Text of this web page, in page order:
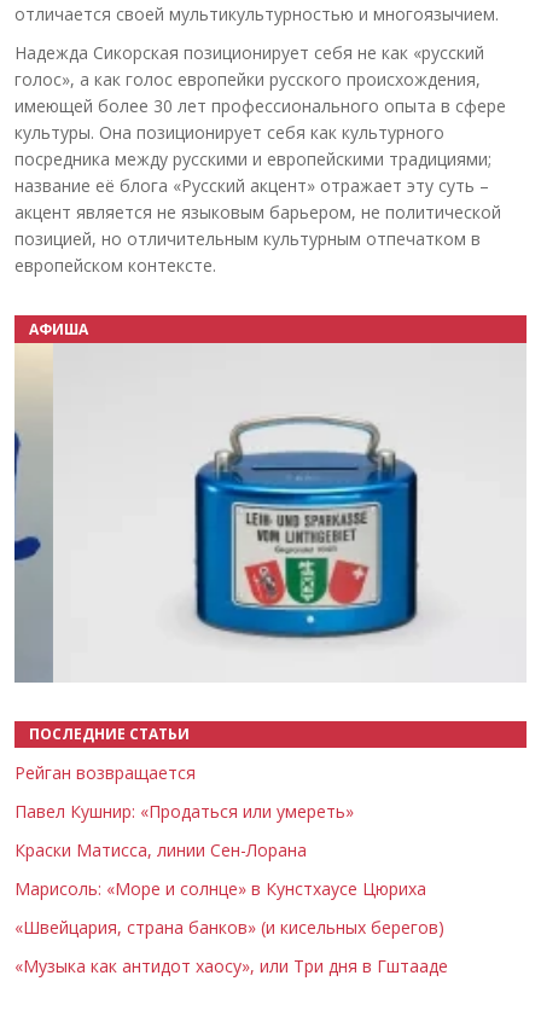
отличается своей мультикультурностью и многоязычием.
Надежда Сикорская позиционирует себя не как «русский
голос», а как голос европейки русского происхождения,
имеющей более 30 лет профессионального опыта в сфере
культуры. Она позиционирует себя как культурного
посредника между русскими и европейскими традициями;
название её блога «Русский акцент» отражает эту суть –
акцент является не языковым барьером, не политической
позицией, но отличительным культурным отпечатком в
европейском контексте.
АФИША
ПОСЛЕДНИЕ СТАТЬИ
Рейган возвращается
Павел Кушнир: «Продаться или умереть»
Краски Матисса, линии Сен-Лорана
Марисоль: «Море и солнце» в Кунстхаусе Цюриха
«Швейцария, страна банков» (и кисельных берегов)
«Музыка как антидот хаосу», или Три дня в Гштааде